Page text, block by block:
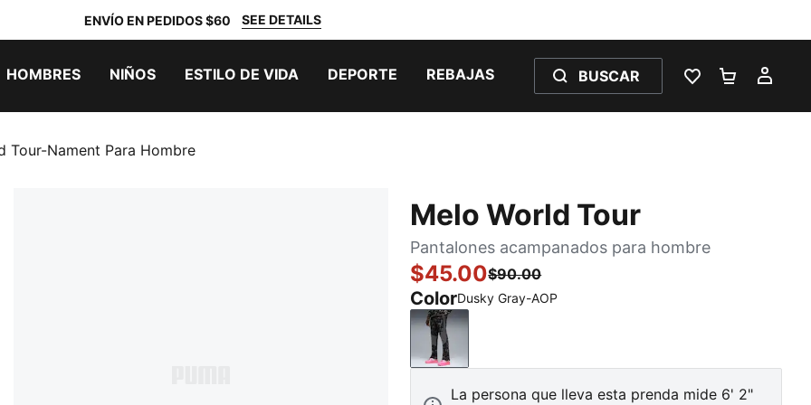
ENVÍO EN PEDIDOS $60 SEE DETAILS
HOMBRES NIÑOS ESTILO DE VIDA DEPORTE REBAJAS BUSCAR
LISTA DE
Tour-Nament Para Hombre
Melo World Tour
Pantalones acampanados para hombre
$45.00$90.00
ColorDusky Gray-AOP
Dusky Gray-AOP
La persona que lleva esta prenda mide 6' 2"